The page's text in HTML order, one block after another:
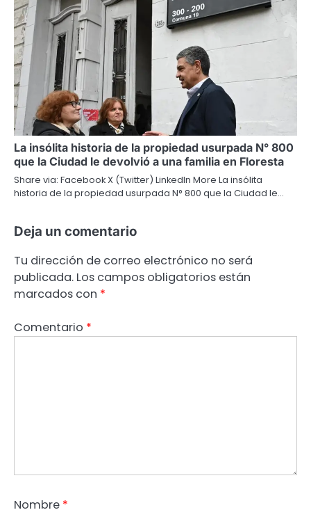
La insólita historia de la propiedad usurpada N° 800
que la Ciudad le devolvió a una familia en Floresta
Share via: Facebook X (Twitter) LinkedIn More La insólita
historia de la propiedad usurpada N° 800 que la Ciudad le…
Deja un comentario
Tu dirección de correo electrónico no será
publicada. Los campos obligatorios están
marcados con *
Comentario *
Nombre *